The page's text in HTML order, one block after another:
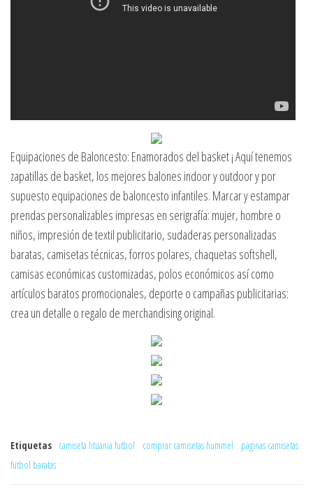
Equipaciones de Baloncesto: Enamorados del basket ¡ Aquí tenemos
zapatillas de basket, los mejores balones indoor y outdoor y por
supuesto equipaciones de baloncesto infantiles. Marcar y estampar
prendas personalizables impresas en serigrafía: mujer, hombre o
niños, impresión de textil publicitario, sudaderas personalizadas
baratas, camisetas técnicas, forros polares, chaquetas softshell,
camisas económicas customizadas, polos económicos así como
artículos baratos promocionales, deporte o campañas publicitarias:
crea un detalle o regalo de merchandising original.
Etiquetas camiseta lituania futbol comprar camisetas hummel
paginas camisetas
futbol baratas